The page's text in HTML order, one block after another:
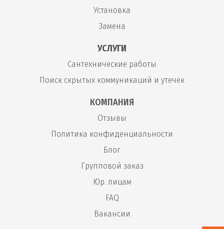
Установка
Замена
УСЛУГИ
Сантехнические работы
Поиск скрытых коммуникаций и утечек
КОМПАНИЯ
Отзывы
Политика конфиденциальности
Блог
Групповой заказ
Юр. лицам
FAQ
Вакансии